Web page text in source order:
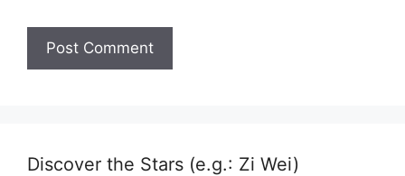
Discover the Stars (e.g.: Zi Wei)